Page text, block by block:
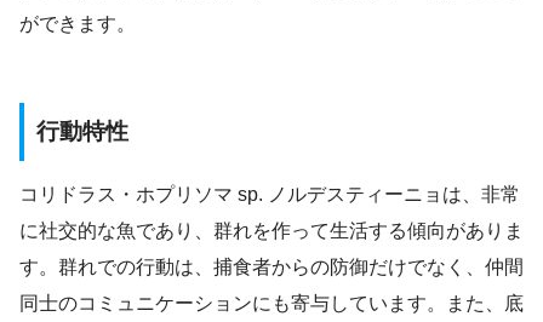
ができます。
行動特性
コリドラス・ホプリソマ sp. ノルデスティーニョは、非常
に社交的な魚であり、群れを作って生活する傾向がありま
す。群れでの行動は、捕食者からの防御だけでなく、仲間
同士のコミュニケーションにも寄与しています。また、底